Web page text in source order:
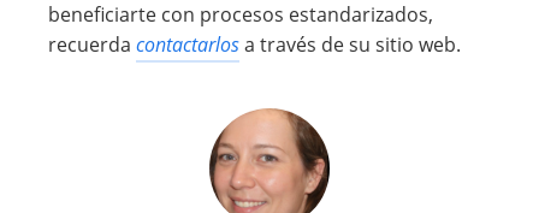
beneficiarte con procesos estandarizados,
recuerda contactarlosa través de su sitio web.